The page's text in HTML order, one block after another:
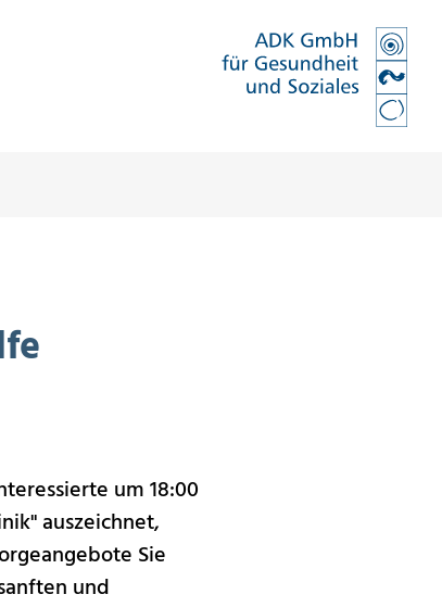
um 18:00
auszeichnet,
Sie
und